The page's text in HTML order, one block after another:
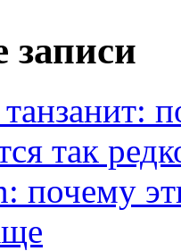
записи
так
почему